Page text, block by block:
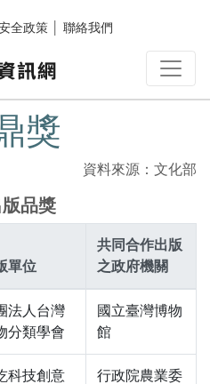
全政策 聯絡我們
獎
資料來源：文化部
品獎
單位
共同合作出版
之政府機關
法人台灣
分類學會
國立臺灣博物
館
科技創意
行政院農業委